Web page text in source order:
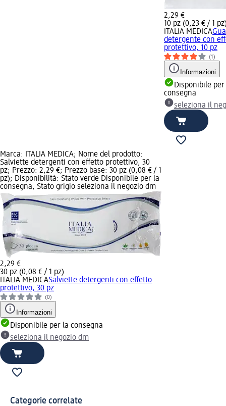
2,29 €
10 pz (0,23 € / 1
ITALIA MEDICA
detergente con
protettivo, 10 pz
(1)
Informazioni
Disponibile per
consegna
seleziona il
Marca: ITALIA MEDICA; Nome del prodotto:
Salviette detergenti con effetto protettivo, 30
pz; Prezzo: 2,29 €; Prezzo base: 30 pz (0,08 € / 1
pz); Disponibilità: Stato verde Disponibile per la
consegna, Stato grigio seleziona il negozio dm
2,29 €
30 pz (0,08 € / 1 pz)
ITALIA MEDICASalviette detergenti con effetto
protettivo, 30 pz
(0)
Informazioni
Disponibile per la consegna
seleziona il negozio dm
Categorie correlate